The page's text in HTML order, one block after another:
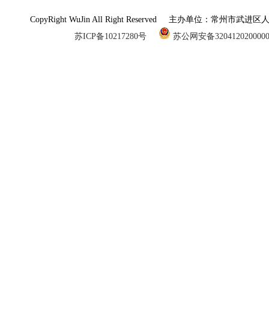
CopyRight WuJin All Right Reserved 主办单位：常州市武进
苏ICP备10217280号
苏公网安备